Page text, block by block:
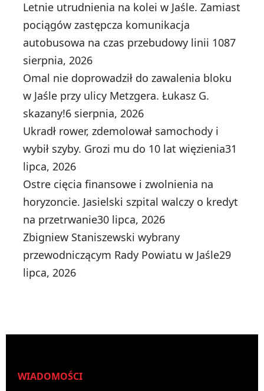
Letnie utrudnienia na kolei w Jaśle. Zamiast
pociągów zastępcza komunikacja
autobusowa na czas przebudowy linii 1087
sierpnia, 2026
Omal nie doprowadził do zawalenia bloku
w Jaśle przy ulicy Metzgera. Łukasz G.
skazany!6 sierpnia, 2026
Ukradł rower, zdemolował samochody i
wybił szyby. Grozi mu do 10 lat więzienia31
lipca, 2026
Ostre cięcia finansowe i zwolnienia na
horyzoncie. Jasielski szpital walczy o kredyt
na przetrwanie30 lipca, 2026
Zbigniew Staniszewski wybrany
przewodniczącym Rady Powiatu w Jaśle29
lipca, 2026
WIADOMOŚCI